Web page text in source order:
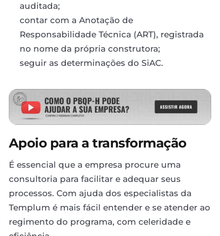
auditada;
contar com a Anotação de
Responsabilidade Técnica (ART), registrada
no nome da própria construtora;
seguir as determinações do SiAC.
Apoio para a transformação
É essencial que a empresa procure uma
consultoria para facilitar e adequar seus
processos. Com ajuda dos especialistas da
Templum é mais fácil entender e se atender ao
regimento do programa, com celeridade e